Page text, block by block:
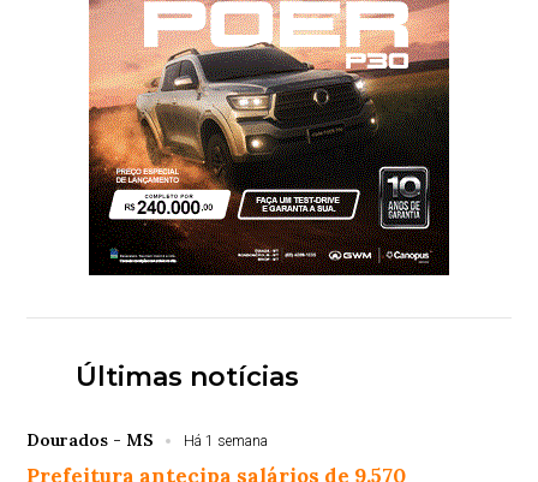
Últimas notícias
Dourados - MS Há 1 semana
Prefeitura antecipa salários de 9.570